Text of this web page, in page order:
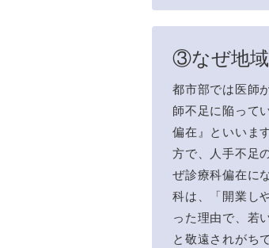
③なぜ地域
都市部では医師
師不足に陥って
偏在』といいま
方で、人手不足
ぜ診療科偏在に
科は、「開業し
った理由で、若
と敬遠されがち